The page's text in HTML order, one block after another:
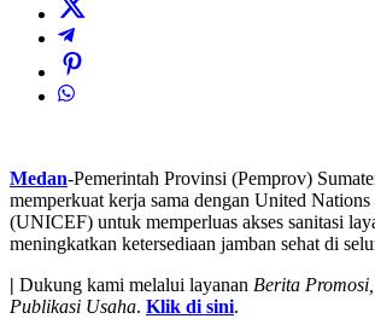
Medan-Pemerintah Provinsi (Pemprov)
memperkuat kerja sama dengan United Nations
(UNICEF) untuk memperluas akses sanitasi
meningkatkan ketersediaan jamban sehat di
| Dukung kami melalui layanan Berita
Publikasi Usaha. Klik di sini.